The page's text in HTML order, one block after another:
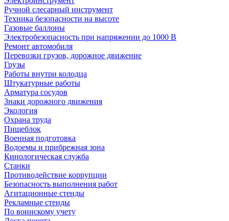
Ручной слесарный инструмент
Техника безопасности на высоте
Газовые баллоны
Электробезопасность при напряжении до 1000 В
Ремонт автомобиля
Перевозки грузов, дорожное движение
Грузы
Работы внутри колодца
Штукатурные работы
Арматура сосудов
Знаки дорожного движения
Экология
Охрана труда
Пищеблок
Военная подготовка
Водоемы и прибрежная зона
Кинологическая служба
Станки
Противодействие коррупции
Безопасность выполнения работ
Агитационные стенды
Рекламные стенды
По воинскому учету